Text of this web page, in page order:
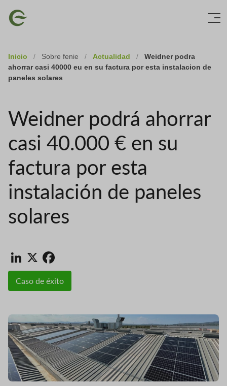
Imagen
Inicio / Sobre fenie / Actualidad /
Weidner podra
ahorrar casi 40000 eu en su factura por esta instalacion de
paneles solares
Weidner podrá ahorrar
casi 40.000 € en su
factura por esta
instalación de paneles
solares
LinkedIn
X
Caso de éxito